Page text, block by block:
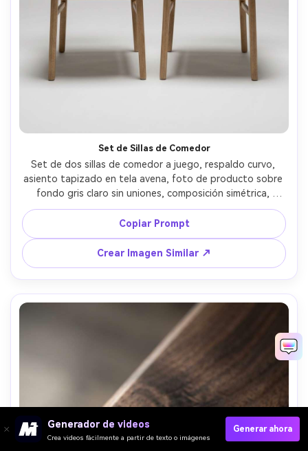
Set de Sillas de Comedor
Set de dos sillas de comedor a juego, respaldo curvo,
asiento tapizado en tela avena, foto de producto sobre
fondo gris claro sin uniones, composición simétrica,
iluminación de softbox con sombra suave, tomada con
Canon EOS R5, 70mm, f/11, bordes definidos, estilo de
listado ecommerce fotorrealista --ar 4:5
Copiar Prompt
Crear Imagen Similar ↗
Generador de videos
Crea videos fácilmente a partir de texto o imágenes
Generar ahora